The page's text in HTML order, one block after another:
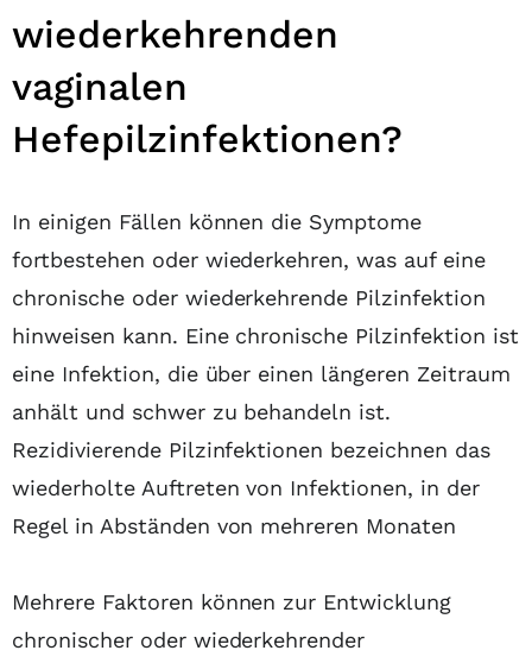
wiederkehrenden
vaginalen
Hefepilzinfektionen?
In einigen Fällen können die Symptome
fortbestehen oder wiederkehren, was auf eine
chronische oder wiederkehrende Pilzinfektion
hinweisen kann. Eine chronische Pilzinfektion ist
eine Infektion, die über einen längeren Zeitraum
anhält und schwer zu behandeln ist.
Rezidivierende Pilzinfektionen bezeichnen das
wiederholte Auftreten von Infektionen, in der
Regel in Abständen von mehreren Monaten
Mehrere Faktoren können zur Entwicklung
chronischer oder wiederkehrender